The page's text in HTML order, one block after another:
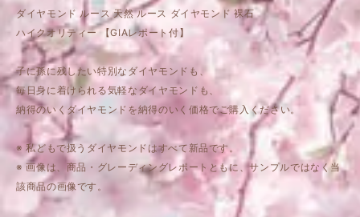
ダイヤモンド ルース 天然 ルース ダイヤモンド 裸石
ハイクオリティー 【GIAレポート付】
子に孫に残したい特別なダイヤモンドも、
毎日身に着けられる気軽なダイヤモンドも、
納得のいくダイヤモンドを納得のいく価格でご購入ください。
※ 私どもで扱うダイヤモンドはすべて新品です。
※ 画像は、商品・グレーディングレポートともに、サンプルではなく当
該商品の画像です。